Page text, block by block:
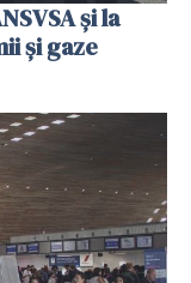
și la
și gaze